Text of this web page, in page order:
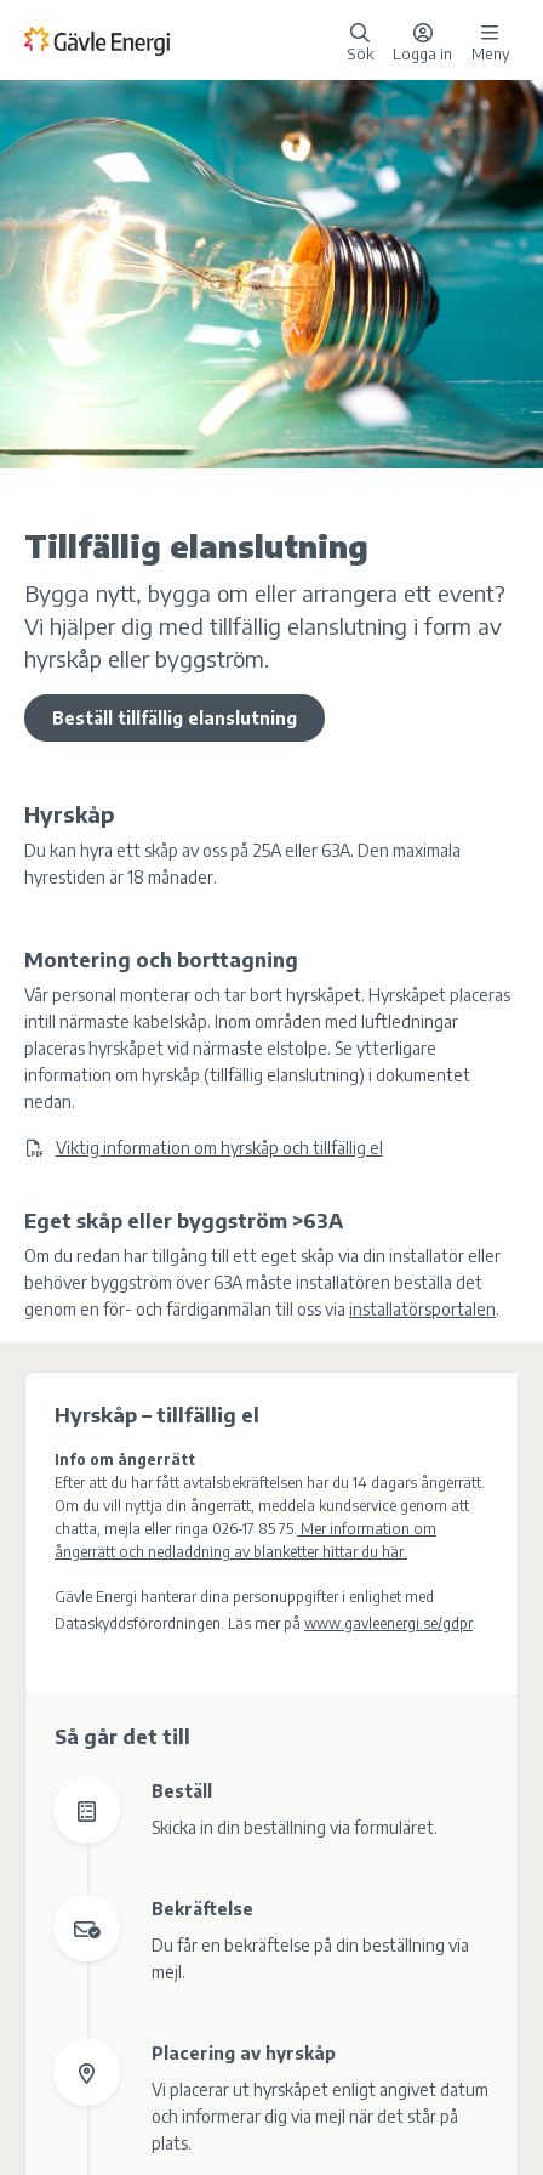
Sök Logga in Meny
Tillfällig elanslutning
Bygga nytt, bygga om eller arrangera ett event?
Vi hjälper dig med tillfällig elanslutning i form av
hyrskåp eller byggström.
Beställ tillfällig elanslutning
Hyrskåp
Du kan hyra ett skåp av oss på 25A eller 63A. Den maximala
hyrestiden är 18 månader.
Montering och borttagning
Vår personal monterar och tar bort hyrskåpet. Hyrskåpet placeras
intill närmaste kabelskåp. Inom områden med luftledningar
placeras hyrskåpet vid närmaste elstolpe. Se ytterligare
information om hyrskåp (tillfällig elanslutning) i dokumentet
nedan.
Viktig information om hyrskåp och tillfällig el
Eget skåp eller byggström >63A
Om du redan har tillgång till ett eget skåp via din installatör eller
behöver byggström över 63A måste installatören beställa det
genom en för- och färdiganmälan till oss via installatörsportalen.
Hyrskåp – tillfällig el
Info om ångerrätt
Efter att du har fått avtalsbekräftelsen har du 14 dagars ångerrätt.
Om du vill nyttja din ångerrätt, meddela kundservice genom att
chatta, mejla eller ringa 026-17 85 75. Mer information om
ångerrätt och nedladdning av blanketter hittar du här.
Gävle Energi hanterar dina personuppgifter i enlighet med
Dataskyddsförordningen. Läs mer på www.gavleenergi.se/gdpr.
Så går det till
Beställ
Skicka in din beställning via formuläret.
Bekräftelse
Du får en bekräftelse på din beställning via
mejl.
Placering av hyrskåp
Vi placerar ut hyrskåpet enligt angivet datum
och informerar dig via mejl när det står på
plats.